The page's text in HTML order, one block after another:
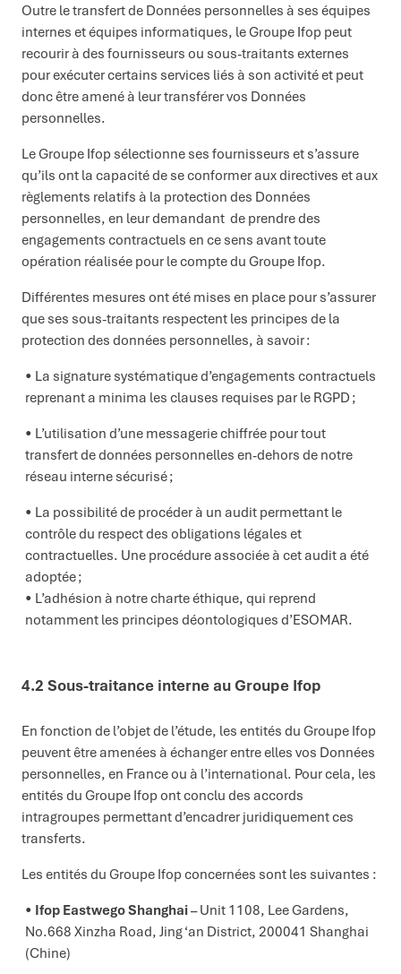
Outre le transfert de Données personnelles à ses équipes
internes et équipes informatiques, le Groupe Ifop peut
recourir à des fournisseurs ou sous-traitants externes
pour exécuter certains services liés à son activité et peut
donc être amené à leur transférer vos Données
personnelles.
Le Groupe Ifop sélectionne ses fournisseurs et s’assure
qu’ils ont la capacité de se conformer aux directives et aux
règlements relatifs à la protection des Données
personnelles, en leur demandant de prendre des
engagements contractuels en ce sens avant toute
opération réalisée pour le compte du Groupe Ifop.
Différentes mesures ont été mises en place pour s’assurer
que ses sous-traitants respectent les principes de la
protection des données personnelles, à savoir :
La signature systématique d’engagements contractuels
reprenant a minima les clauses requises par le RGPD ;
L’utilisation d’une messagerie chiffrée pour tout
transfert de données personnelles en-dehors de notre
réseau interne sécurisé ;
La possibilité de procéder à un audit permettant le
contrôle du respect des obligations légales et
contractuelles. Une procédure associée à cet audit a été
adoptée ;
L’adhésion à notre charte éthique, qui reprend
notamment les principes déontologiques d’ESOMAR.
4.2 Sous-traitance interne au Groupe Ifop
En fonction de l’objet de l’étude, les entités du Groupe Ifop
peuvent être amenées à échanger entre elles vos Données
personnelles, en France ou à l’international. Pour cela, les
entités du Groupe Ifop ont conclu des accords
intragroupes permettant d’encadrer juridiquement ces
transferts.
Les entités du Groupe Ifop concernées sont les suivantes :
Ifop Eastwego Shanghai– Unit 1108, Lee Gardens,
No.668 Xinzha Road, Jing ‘an District, 200041 Shanghai
(Chine)